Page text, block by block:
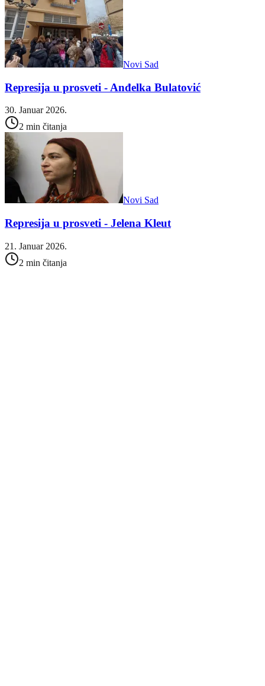
Novi Sad
Represija u prosveti - Anđelka Bulatović
30. Januar 2026.
2 min čitanja
Novi Sad
Represija u prosveti - Jelena Kleut
21. Januar 2026.
2 min čitanja